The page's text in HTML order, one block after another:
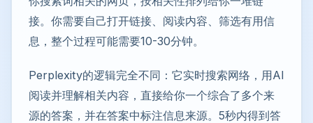
接。你需要自己打开链接、阅读内容、筛选有用信
息，整个过程可能需要10-30分钟。
Perplexity的逻辑完全不同：它实时搜索网络，用AI
阅读并理解相关内容，直接给你一个综合了多个来
源的答案，并在答案中标注信息来源。5秒内得到答